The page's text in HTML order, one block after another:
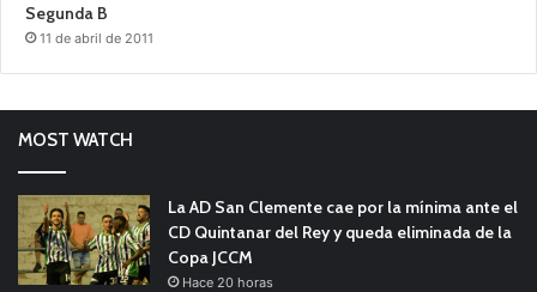
Segunda B
11 de abril de 2011
MOST WATCH
La AD San Clemente cae por la mínima ante el
CD Quintanar del Rey y queda eliminada de la
Copa JCCM
Hace 20 horas